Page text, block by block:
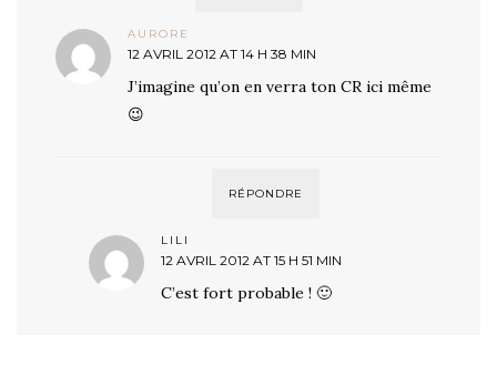
AURORE
12 AVRIL 2012 AT 14 H 38 MIN
J’imagine qu’on en verra ton CR ici même
😉
RÉPONDRE
LILI
12 AVRIL 2012 AT 15 H 51 MIN
C’est fort probable ! 🙂